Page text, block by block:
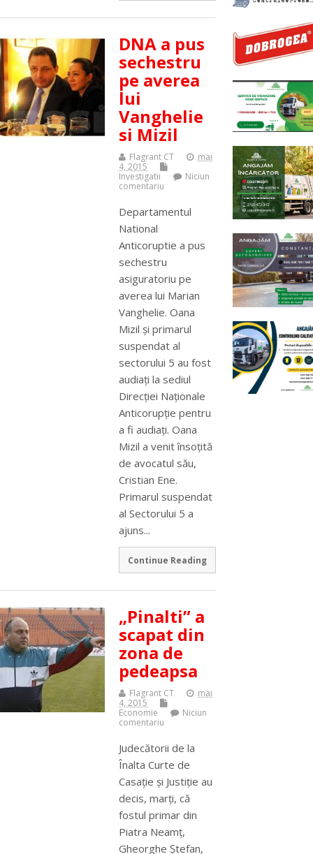
DNA a pus
sechestru
pe averea
lui
Vanghelie
si Mizil
Flagrant CT
mai
4, 2015
Investigatii
Niciun
comentariu
Departamentul
National
Anticoruptie a pus
sechestru
asiguratoriu pe
averea lui Marian
Vanghelie. Oana
Mizil şi primarul
suspendat al
sectorului 5 au fost
audiaţi la sediul
Direcţiei Naţionale
Anticorupţie pentru
a fi audiaţi. Oana
Mizil a venit însoţită
de avocatul său,
Cristian Ene.
Primarul suspendat
al Sectorului 5 a
ajuns...
Continue Reading
„Pinalti” a
scapat din
zona de
pedeapsa
Flagrant CT
mai
4, 2015
Economie
Niciun
comentariu
Judecătorii de la
Înalta Curte de
Casaţie şi Justiţie au
decis, marţi, că
fostul primar din
Piatra Neamţ,
Gheorghe Ştefan,